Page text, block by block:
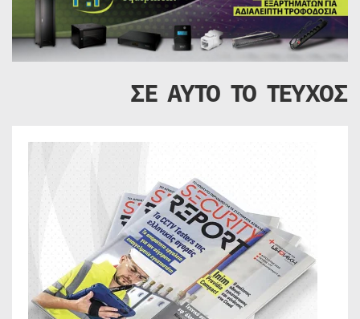
ΣΕ ΑΥΤΟ ΤΟ ΤΕΥΧΟΣ